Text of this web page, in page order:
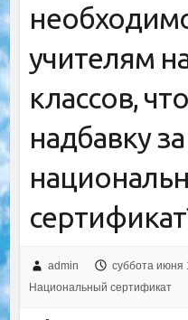
учителям
классов,
надбавку за
admin суббота июня
Национальный сертификат